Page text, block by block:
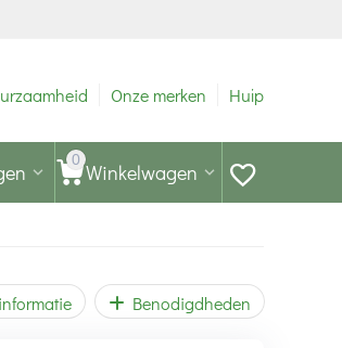
Onze merken Hulp
0 Winkelwagen
Benodigdheden